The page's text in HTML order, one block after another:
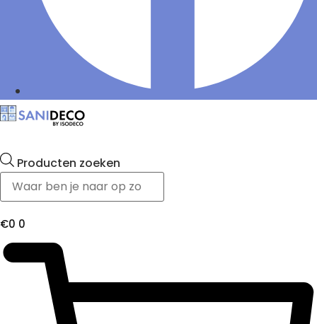
Producten zoeken
€0 0